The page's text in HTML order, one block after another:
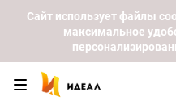
Cайт использует файлы
максимальное